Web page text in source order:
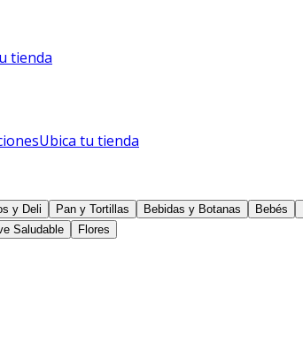
tienda
Ubica tu tienda
y Deli Pan y Tortillas Bebidas y Botanas Bebés
Saludable Flores